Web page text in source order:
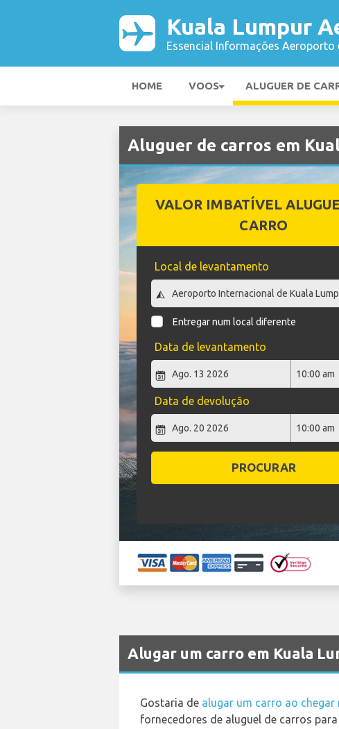
Kuala Lumpur
Essencial Informações Aeroporto
HOME VOOS ALUGUER DE
Aluguer de carros em
VALOR IMBATÍVEL
CARRO
Local de levantamento
Entregar num local diferente
Data de levantamento
Data de devolução
PROCURAR
Alugar um carro em Kuala
Gostaria de alugar um carro ao
fornecedores de aluguel de carros